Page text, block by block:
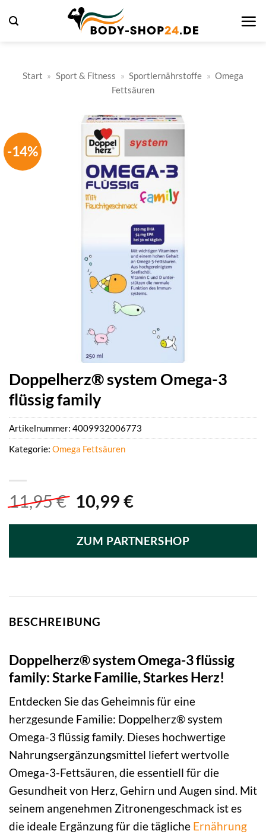
Inhalt
Start » Sport & Fitness » Sportlernährstoffe » Omega
Fettsäuren
-14%
Doppelherz® system Omega-3
flüssig family
11,95€ Ursprünglicher
war:
11,95 €
10,99 €Aktueller
ist:
10,99 €.
ZUM PARTNERSHOP
Artikelnummer: 4009932006773
Kategorie: Omega Fettsäuren
BESCHREIBUNG
Doppelherz® system Omega-3 flüssig
family: Starke Familie, Starkes Herz!
Entdecken Sie das Geheimnis für eine
herzgesunde Familie: Doppelherz® system
Omega-3 flüssig family. Dieses hochwertige
Nahrungsergänzungsmittel liefert wertvolle
Omega-3-Fettsäuren, die essentiell für die
Gesundheit von Herz, Gehirn und Augen sind. Mit
seinem angenehmen Zitronengeschmack ist es
die ideale Ergänzung für die tägliche Ernährung